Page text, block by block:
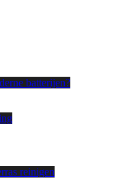
batterijen?
reinigen